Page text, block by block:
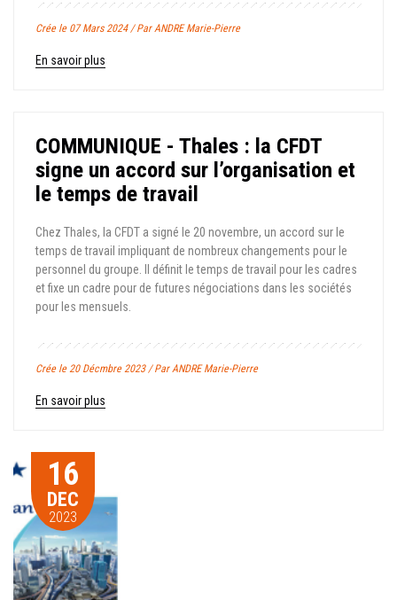
Crée le 07 Mars 2024 / Par ANDRE Marie-Pierre
En savoir plus
COMMUNIQUE - Thales : la CFDT
signe un accord sur l’organisation et
le temps de travail
Chez Thales, la CFDT a signé le 20 novembre, un accord sur le
temps de travail impliquant de nombreux changements pour le
personnel du groupe. Il définit le temps de travail pour les cadres
et fixe un cadre pour de futures négociations dans les sociétés
pour les mensuels.
Crée le 20 Décmbre 2023 / Par ANDRE Marie-Pierre
En savoir plus
16
DEC
2023